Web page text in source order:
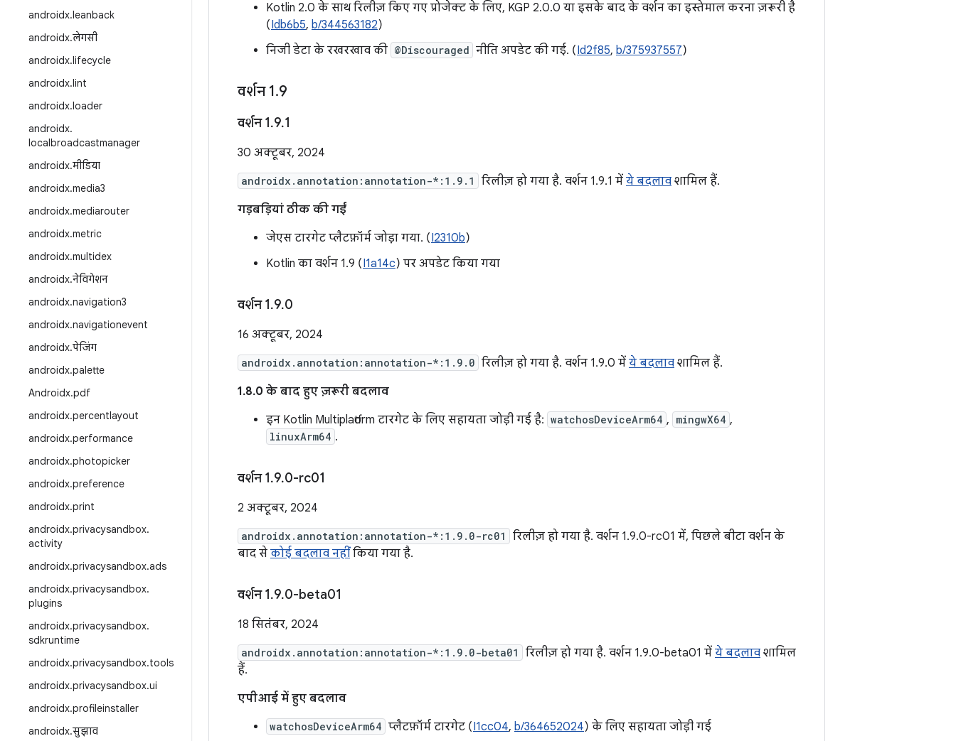
androidx.leanback
androidx.लेगसी
androidx.lifecycle
androidx.lint
androidx.loader
androidx.
localbroadcastmanager
androidx.मीडिया
androidx.media3
androidx.mediarouter
androidx.metric
androidx.multidex
androidx.नेविगेशन
androidx.navigation3
androidx.navigationevent
androidx.पेजिंग
androidx.palette
Androidx.pdf
androidx.percentlayout
androidx.performance
androidx.photopicker
androidx.preference
androidx.print
androidx.privacysandbox.
activity
androidx.privacysandbox.ads
androidx.privacysandbox.
plugins
androidx.privacysandbox.
sdkruntime
androidx.privacysandbox.tools
androidx.privacysandbox.ui
androidx.profileinstaller
androidx.सुझाव
Kotlin 2.0 के साथ रिलीज़ किए गए प्रोजेक्ट के लिए, KGP 2.0.0 या इसके बाद के वर्शन का इस्तेमाल करना ज़रूरी है
(Idb6b5, b/344563182)
निजी डेटा के रखरखाव की @Discouraged नीति अपडेट की गई. (Id2f85, b/375937557)
वर्शन 1.9
वर्शन 1.9.1
30 अक्टूबर, 2024
androidx.annotation:annotation-*:1.9.1 रिलीज़ हो गया है. वर्शन 1.9.1 में ये बदलाव शामिल हैं.
गड़बड़ियां ठीक की गईं
जेएस टारगेट प्लैटफ़ॉर्म जोड़ा गया. (I2310b)
Kotlin का वर्शन 1.9 (I1a14c) पर अपडेट किया गया
वर्शन 1.9.0
16 अक्टूबर, 2024
androidx.annotation:annotation-*:1.9.0 रिलीज़ हो गया है. वर्शन 1.9.0 में ये बदलाव शामिल हैं.
1.8.0 के बाद हुए ज़रूरी बदलाव
इन Kotlin Multiplatform टारगेट के लिए सहायता जोड़ी गई है: watchosDeviceArm64 , mingwX64 ,
linuxArm64 .
वर्शन 1.9.0-rc01
2 अक्टूबर, 2024
androidx.annotation:annotation-*:1.9.0-rc01
रिलीज़ हो गया है. वर्शन 1.9.0-rc01 में, पिछले बीटा वर्शन के
बाद से कोई बदलाव नहीं किया गया है.
वर्शन 1.9.0-beta01
18 सितंबर, 2024
androidx.annotation:annotation-*:1.9.0-beta01 रिलीज़ हो गया है. वर्शन 1.9.0-beta01 में ये बदलाव शामिल
हैं.
एपीआई में हुए बदलाव
watchosDeviceArm64 प्लैटफ़ॉर्म टारगेट (I1cc04, b/364652024) के लिए सहायता जोड़ी गई